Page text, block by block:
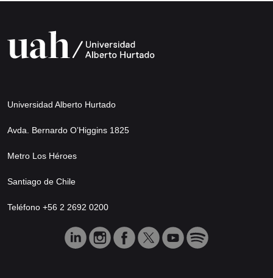
Universidad Alberto Hurtado
Avda. Bernardo O’Higgins 1825
Metro Los Héroes
Santiago de Chile
Teléfono +56 2 2692 0200